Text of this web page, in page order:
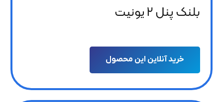
بلنک پنل 2 یونیت
خرید آنلاین این محصول